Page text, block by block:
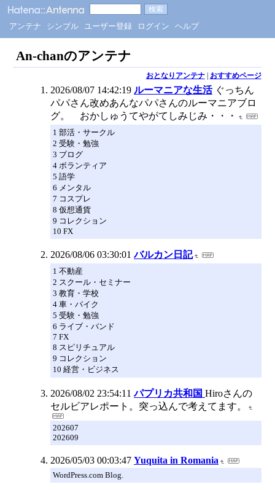
アンテナ シンプル ユーザー登録 ログイン ヘルプ
An-chanのアンテナ
おとなりアンテナ| おすすめページ
2026/08/07 14:42:19 ルーマニアな生活 ぐっちん
パパさん改めあんなパパさんのルーマニアブロ
グ。 おかしゅうてやがてしみじみ・・・
1 部活・サークル
2 受験・勉強
3 ブログ
4 ボランティア
5 語学
6 メンタル
7 コスプレ
8 仮想通貨
9 コレクション
10 FX
2026/08/06 03:30:01 バルカン日記
1 不動産
2 スクール・セミナー
3 教育・学校
4 車・バイク
5 受験・勉強
6 ライブ・バンド
7 FX
8 スピリチュアル
9 コレクション
10 経営・ビジネス
2026/08/02 23:54:11 パプリカ共和国 Hiroさんの
セルビアレポート。突っ込んで考えてます。
202607
202609
2026/05/03 00:03:47 Yuquita in Romania
WordPress.com Blog.